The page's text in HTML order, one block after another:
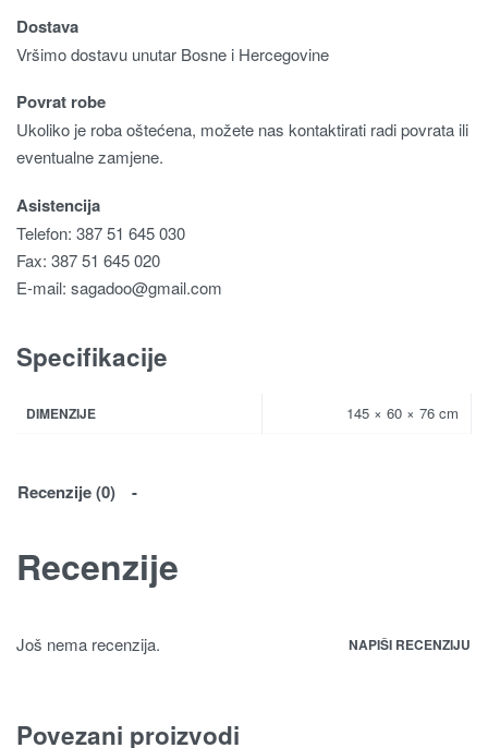
Dostava
Vršimo dostavu unutar Bosne i Hercegovine
Povrat robe
Ukoliko je roba oštećena, možete nas kontaktirati radi povrata ili
eventualne zamjene.
Asistencija
Telefon: 387 51 645 030
Fax: 387 51 645 020
E-mail: sagadoo@gmail.com
Specifikacije
DIMENZIJE 145 × 60 × 76 cm
Recenzije (0)
Recenzije
Još nema recenzija. NAPIŠI RECENZIJU
Povezani proizvodi